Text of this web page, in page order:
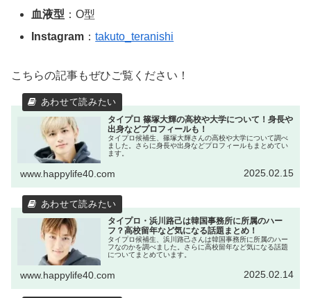
血液型 ：O型
Instagram ：takuto_teranishi
こちらの記事もぜひご覧ください！
タイプロ 篠塚大輝の高校や大学について！身長や
出身などプロフィールも！
タイプロ候補生、篠塚大輝さんの高校や大学について調べ
ました。さらに身長や出身などプロフィールもまとめてい
ます。
www.happylife40.com 2025.02.15
タイプロ・浜川路己は韓国事務所に所属のハー
フ？高校留年など気になる話題まとめ！
タイプロ候補生、浜川路己さんは韓国事務所に所属のハー
フなのかを調べました。さらに高校留年など気になる話題
についてまとめています。
www.happylife40.com 2025.02.14